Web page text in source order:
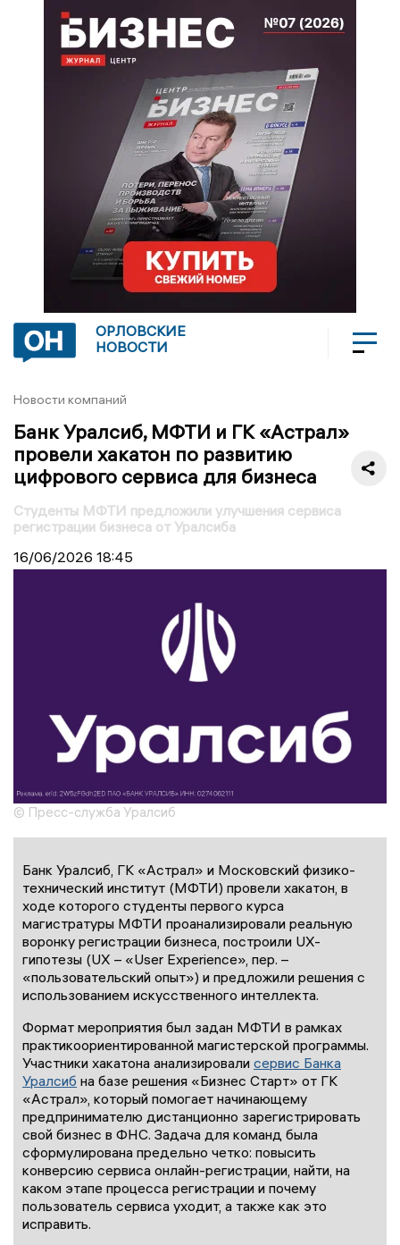
ОРЛОВСКИЕ
НОВОСТИ
Новости компаний
Банк Уралсиб, МФТИ и ГК «Астрал»
провели хакатон по развитию
цифрового сервиса для бизнеса
Студенты МФТИ предложили улучшения сервиса
регистрации бизнеса от Уралсиба
16/06/2026 18:45
© Пресс-служба Уралсиб
Банк Уралсиб, ГК «Астрал» и Московский физико-
технический институт (МФТИ) провели хакатон, в
ходе которого студенты первого курса
магистратуры МФТИ проанализировали реальную
воронку регистрации бизнеса, построили UX-
гипотезы (UX – «User Experience», пер. –
«пользовательский опыт») и предложили решения с
использованием искусственного интеллекта.
Формат мероприятия был задан МФТИ в рамках
практикоориентированной магистерской программы.
Участники хакатона анализировали сервис Банка
Уралсиб на базе решения «Бизнес Старт» от ГК
«Астрал», который помогает начинающему
предпринимателю дистанционно зарегистрировать
свой бизнес в ФНС. Задача для команд была
сформулирована предельно четко: повысить
конверсию сервиса онлайн-регистрации, найти, на
каком этапе процесса регистрации и почему
пользователь сервиса уходит, а также как это
исправить.